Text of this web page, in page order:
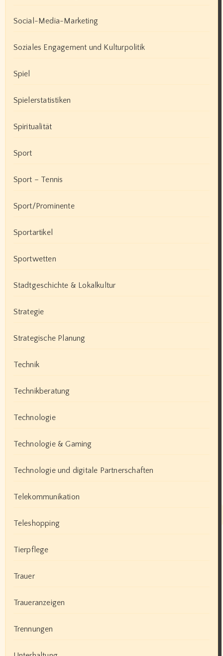
Social-Media-Marketing
Soziales Engagement und Kulturpolitik
Spiel
Spielerstatistiken
Spiritualität
Sport
Sport – Tennis
Sport/Prominente
Sportartikel
Sportwetten
Stadtgeschichte & Lokalkultur
Strategie
Strategische Planung
Technik
Technikberatung
Technologie
Technologie & Gaming
Technologie und digitale Partnerschaften
Telekommunikation
Teleshopping
Tierpflege
Trauer
Traueranzeigen
Trennungen